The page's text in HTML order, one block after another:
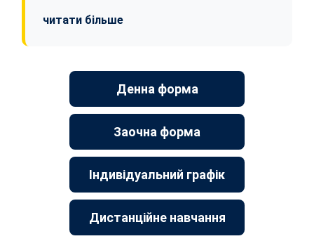
читати більше
Денна форма
Заочна форма
Індивідуальний графік
Дистанційне навчання